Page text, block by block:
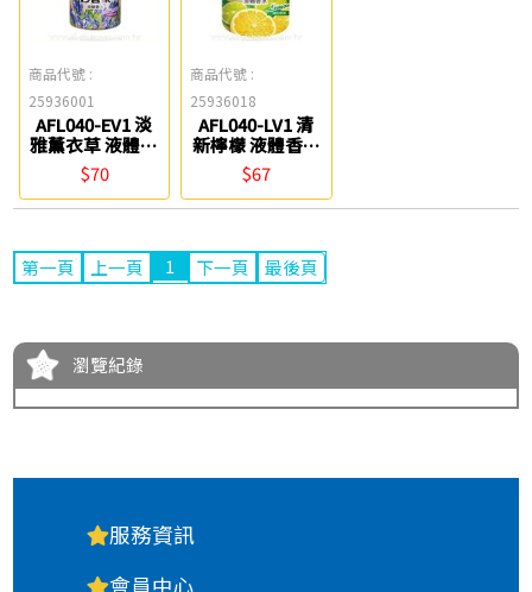
商品代號 :
25936001
AFL040-EV1 淡
雅薰衣草 液體香
水 妙管家
$70
商品代號 :
25936018
AFL040-LV1 清
新檸檬 液體香水
妙管家
$67
第一頁 上一頁 1 下一頁 最後頁
瀏覽紀錄
服務資訊
會員中心